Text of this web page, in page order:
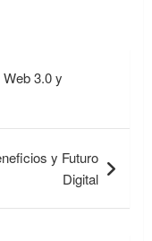
3.0 y
y Futuro
Digital